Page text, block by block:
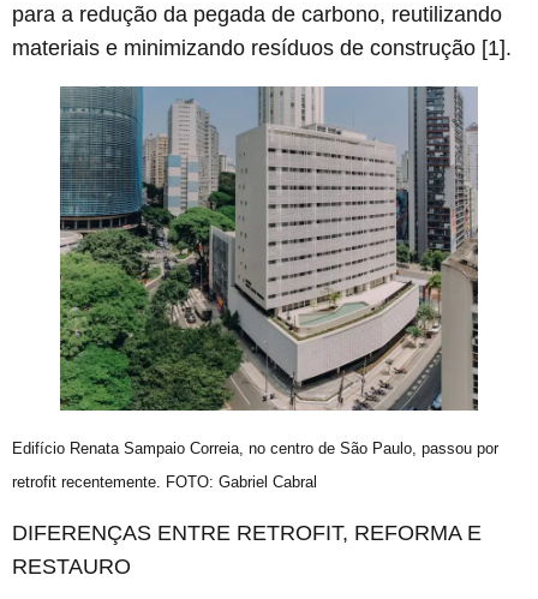
para a redução da pegada de carbono, reutilizando
materiais e minimizando resíduos de construção [1].
Edifício Renata Sampaio Correia, no centro de São Paulo, passou por
retrofit recentemente. FOTO: Gabriel Cabral
DIFERENÇAS ENTRE RETROFIT, REFORMA E
RESTAURO